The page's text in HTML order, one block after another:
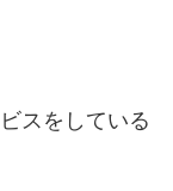
スをしている